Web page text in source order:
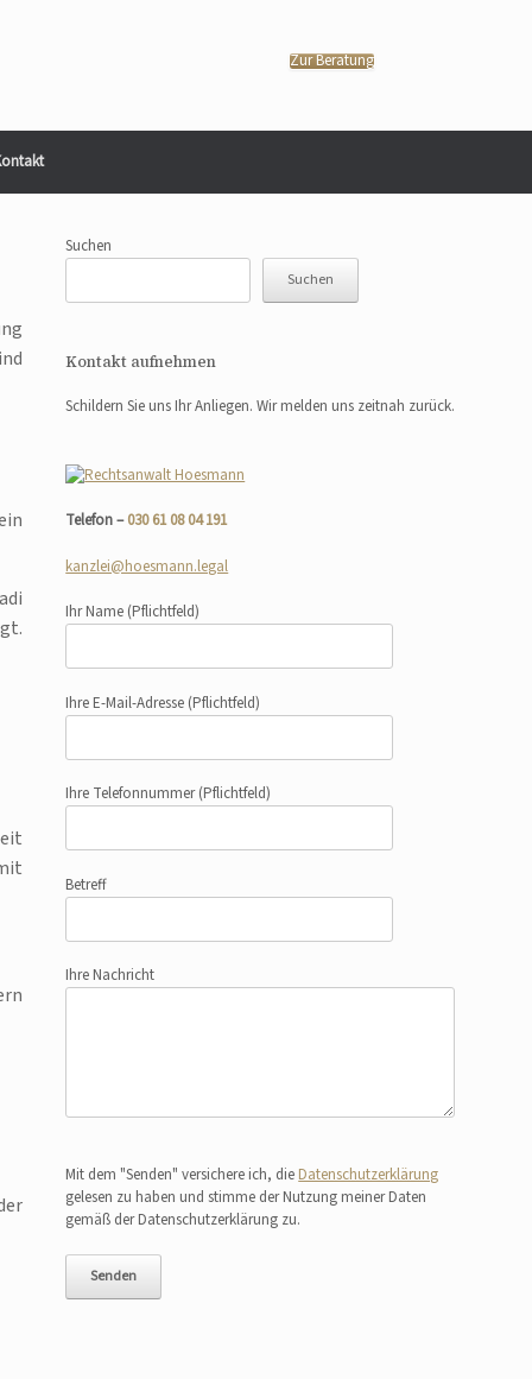
Zur Beratung
Suchen
Suchen
Kontakt aufnehmen
Schildern Sie uns Ihr Anliegen. Wir melden uns zeitnah zurück.
Telefon –030 61 08 04 191
kanzlei@hoesmann.legal
Ihr Name (Pflichtfeld)
Ihre E-Mail-Adresse (Pflichtfeld)
Ihre Telefonnummer(Pflichtfeld)
Betreff
Ihre Nachricht
Mit dem "Senden" versichere ich, die Datenschutzerklärung
gelesen zu haben und stimme der Nutzung meiner Daten
gemäß der Datenschutzerklärung zu.